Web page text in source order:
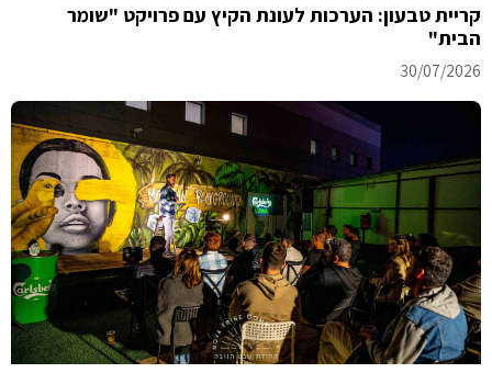
קריית טבעון: הערכות לעונת הקיץ עם פרויקט "שומר
הבית"
30/07/2026